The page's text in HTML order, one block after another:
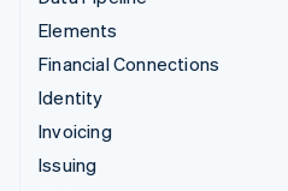
Elements
Financial Connections
Identity
Invoicing
Issuing